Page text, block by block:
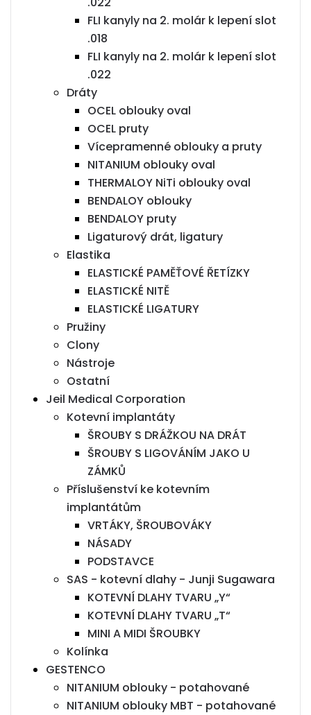
FLI kanyly na 2. molár k lepení slot
.018
FLI kanyly na 2. molár k lepení slot
.022
Dráty
OCEL oblouky oval
OCEL pruty
Vícepramenné oblouky a pruty
NITANIUM oblouky oval
THERMALOY NiTi oblouky oval
BENDALOY oblouky
BENDALOY pruty
Ligaturový drát, ligatury
Elastika
ELASTICKÉ PAMĚŤOVÉ ŘETÍZKY
ELASTICKÉ NITĚ
ELASTICKÉ LIGATURY
Pružiny
Clony
Nástroje
Ostatní
Jeil Medical Corporation
Kotevní implantáty
ŠROUBY S DRÁŽKOU NA DRÁT
ŠROUBY S LIGOVÁNÍM JAKO U
ZÁMKŮ
Příslušenství ke kotevním
implantátům
VRTÁKY, ŠROUBOVÁKY
NÁSADY
PODSTAVCE
SAS - kotevní dlahy - Junji Sugawara
KOTEVNÍ DLAHY TVARU „Y“
KOTEVNÍ DLAHY TVARU „T“
MINI A MIDI ŠROUBKY
Kolínka
GESTENCO
NITANIUM oblouky - potahované
NITANIUM oblouky MBT - potahované